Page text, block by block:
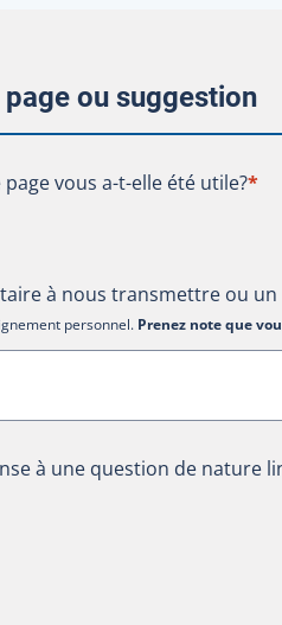
ou suggestion
page vous a-t-elle été utile?
vous a-t-elle été utile?*
à nous transmettre ou
personnel. Prenez note que
à une question de nature